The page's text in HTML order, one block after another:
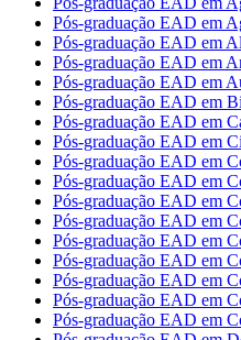
Pós-graduação EAD em
Pós-graduação EAD em
Pós-graduação EAD em
Pós-graduação EAD em
Pós-graduação EAD em
Pós-graduação EAD em
Pós-graduação EAD em
Pós-graduação EAD em
Pós-graduação EAD em
Pós-graduação EAD em
Pós-graduação EAD em
Pós-graduação EAD em
Pós-graduação EAD em
Pós-graduação EAD em
Pós-graduação EAD em
Pós-graduação EAD em